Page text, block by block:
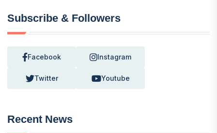
Subscribe & Followers
Facebook Instagram
Twitter Youtube
Recent News